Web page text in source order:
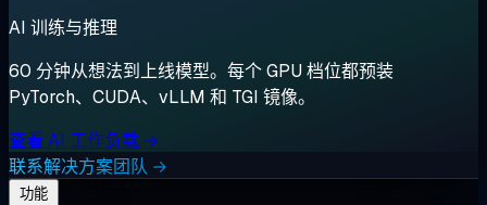
AI 训练与推理
60 分钟从想法到上线模型。每个 GPU 档位都预装
PyTorch、CUDA、vLLM 和 TGI 镜像。
查看 AI 工作负载 →
联系解决方案团队 →